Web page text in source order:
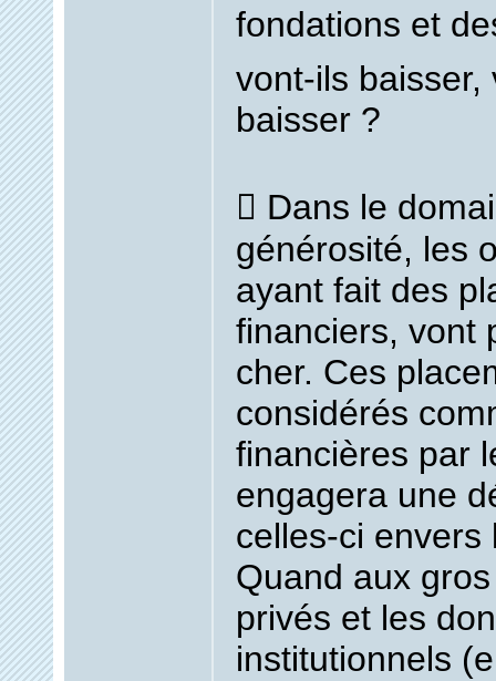
fondations et
vont-ils
baisser ?
 Dans le
générosité, les
ayant fait des
financiers, vont
cher. Ces
considérés
financières par
engagera une
celles-ci envers
Quand aux
privés et les
institutionnels